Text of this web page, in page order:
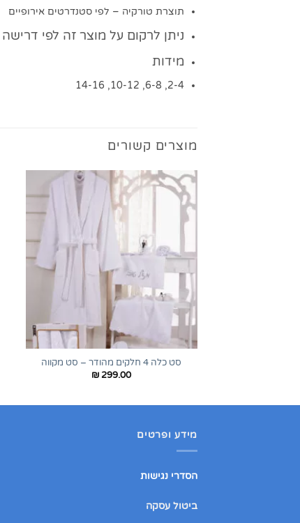
תוצרת טורקיה – לפי סטנדרטים אירופיים
ניתן לרקום על מוצר זה לפי דרישה
מידות
2-4, 6-8, 10-12, 14-16
מוצרים קשורים
סט כלה 4 חלקים מהודר – סט מקווה
₪ 299.00
מידע ופרטים
הסדרי נגישות
ביטול עסקה